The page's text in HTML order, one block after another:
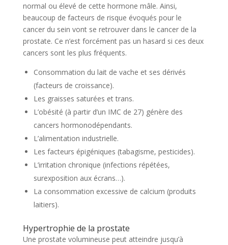
normal ou élevé de cette hormone mâle. Ainsi,
beaucoup de facteurs de risque évoqués pour le
cancer du sein vont se retrouver dans le cancer de la
prostate. Ce n’est forcément pas un hasard si ces deux
cancers sont les plus fréquents.
Consommation du lait de vache et ses dérivés
(facteurs de croissance).
Les graisses saturées et trans.
L’obésité (à partir d’un IMC de 27) génère des
cancers hormonodépendants.
L’alimentation industrielle.
Les facteurs épigéniques (tabagisme, pesticides).
L’irritation chronique (infections répétées,
surexposition aux écrans…).
La consommation excessive de calcium (produits
laitiers).
Hypertrophie de la prostate
Une prostate volumineuse peut atteindre jusqu’à